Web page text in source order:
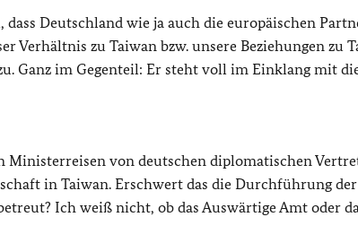
Deutschland wie ja auch die europäischen
Verhältnis zu Taiwan bzw. unsere Beziehungen zu
Ganz im Gegenteil: Er steht voll im Einklang mit
Ministerreisen von deutschen diplomatischen
in Taiwan. Erschwert das die Durchführung
Ich weiß nicht, ob das Auswärtige Amt oder